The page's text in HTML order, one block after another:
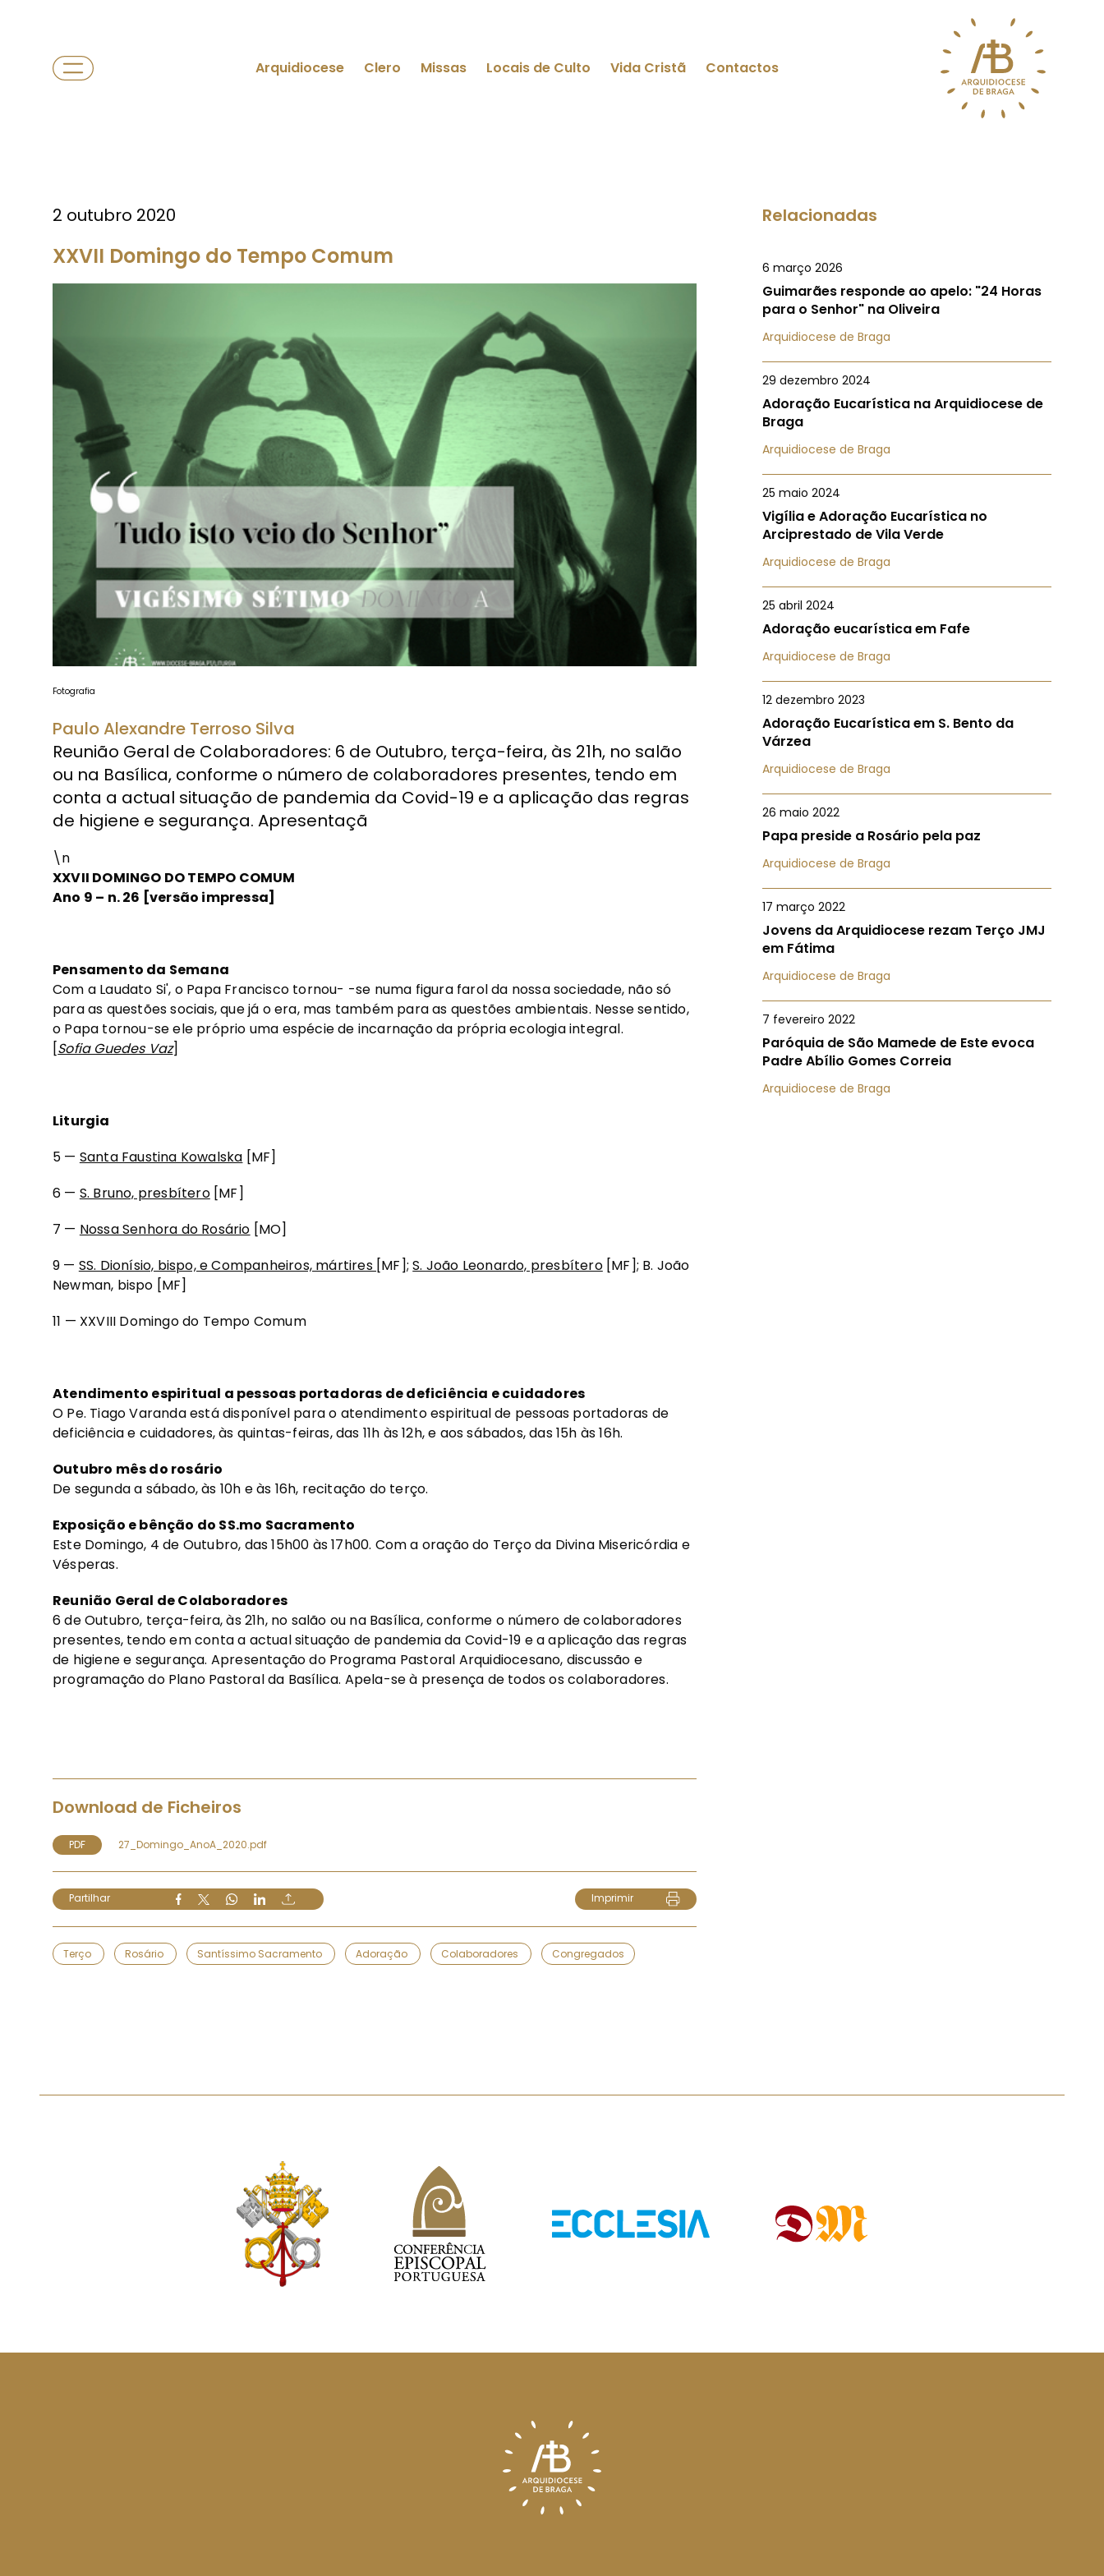
Arquidiocese Clero Missas Locais de Culto Vida Cristã Contactos
2 outubro 2020
XXVII Domingo do Tempo Comum
Fotografia
Paulo Alexandre Terroso Silva
Reunião Geral de Colaboradores: 6 de Outubro, terça-feira, às 21h, no salão
ou na Basílica, conforme o número de colaboradores presentes, tendo em
conta a actual situação de pandemia da Covid-19 e a aplicação das regras
de higiene e segurança. Apresentaçã
\n
XXVII DOMINGO DO TEMPO COMUM
Ano 9 – n. 26 [versão impressa]
Pensamento da Semana
Com a Laudato Si', o Papa Francisco tornou- -se numa figura farol da nossa sociedade, não só
para as questões sociais, que já o era, mas também para as questões ambientais. Nesse sentido,
o Papa tornou-se ele próprio uma espécie de incarnação da própria ecologia integral.
[Sofia Guedes Vaz]
Liturgia
5 — Santa Faustina Kowalska [MF]
6 — S. Bruno, presbítero[MF]
7 — Nossa Senhora do Rosário [MO]
9 — SS. Dionísio, bispo, e Companheiros, mártires [MF];S. João Leonardo, presbítero[MF]; B. João
Newman, bispo [MF]
11 — XXVIII Domingo do Tempo Comum
Atendimento espiritual a pessoas portadoras de deficiência e cuidadores
O Pe. Tiago Varanda está disponível para o atendimento espiritual de pessoas portadoras de
deficiência e cuidadores, às quintas-feiras, das 11h às 12h, e aos sábados, das 15h às 16h.
Outubro mês do rosário
De segunda a sábado, às 10h e às 16h, recitação do terço.
Exposição e bênção do SS.mo Sacramento
Este Domingo, 4 de Outubro, das 15h00 às 17h00. Com a oração do Terço da Divina Misericórdia e
Vésperas.
Reunião Geral de Colaboradores
6 de Outubro, terça-feira, às 21h, no salão ou na Basílica, conforme o número de colaboradores
presentes, tendo em conta a actual situação de pandemia da Covid-19 e a aplicação das regras
de higiene e segurança. Apresentação do Programa Pastoral Arquidiocesano, discussão e
programação do Plano Pastoral da Basílica. Apela-se à presença de todos os colaboradores.
Download de Ficheiros
27_Domingo_AnoA_2020.pdf
PDF
Partilhar Imprimir
Terço Rosário Santíssimo Sacramento Adoração Colaboradores Congregados
Relacionadas
6 março 2026
Guimarães responde ao apelo: "24 Horas
para o Senhor" na Oliveira
Arquidiocese de Braga
29 dezembro 2024
Adoração Eucarística na Arquidiocese de
Braga
Arquidiocese de Braga
25 maio 2024
Vigília e Adoração Eucarística no
Arciprestado de Vila Verde
Arquidiocese de Braga
25 abril 2024
Adoração eucarística em Fafe
Arquidiocese de Braga
12 dezembro 2023
Adoração Eucarística em S. Bento da
Várzea
Arquidiocese de Braga
26 maio 2022
Papa preside a Rosário pela paz
Arquidiocese de Braga
17 março 2022
Jovens da Arquidiocese rezam Terço JMJ
em Fátima
Arquidiocese de Braga
7 fevereiro 2022
Paróquia de São Mamede de Este evoca
Padre Abílio Gomes Correia
Arquidiocese de Braga